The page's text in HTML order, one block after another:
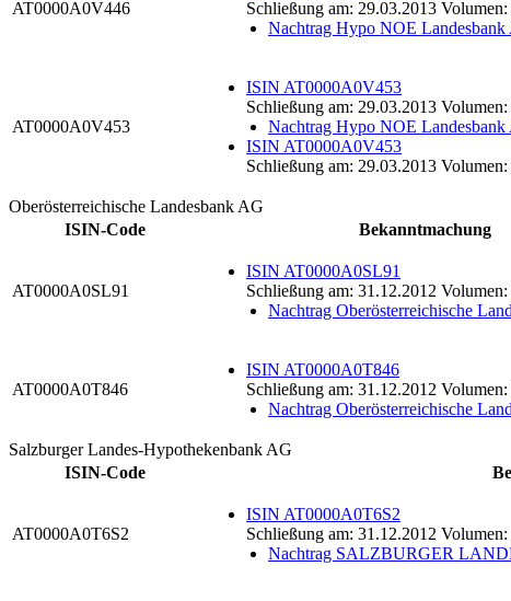
AT0000A0V446
Schließung am: 29.03.2013
Nachtrag Hypo NOE Landesbank
AT0000A0V453
ISIN AT0000A0V453
Schließung am: 29.03.2013
Nachtrag Hypo NOE Landesbank
ISIN AT0000A0V453
Schließung am: 29.03.2013
Oberösterreichische Landesbank AG
ISIN-Code
Bekanntmachung
AT0000A0SL91
ISIN AT0000A0SL91
Schließung am: 31.12.2012
Nachtrag Oberösterreichische
AT0000A0T846
ISIN AT0000A0T846
Schließung am: 31.12.2012
Nachtrag Oberösterreichische
Salzburger Landes-Hypothekenbank AG
ISIN-Code
AT0000A0T6S2
ISIN AT0000A0T6S2
Schließung am: 31.12.2012
Nachtrag SALZBURGER